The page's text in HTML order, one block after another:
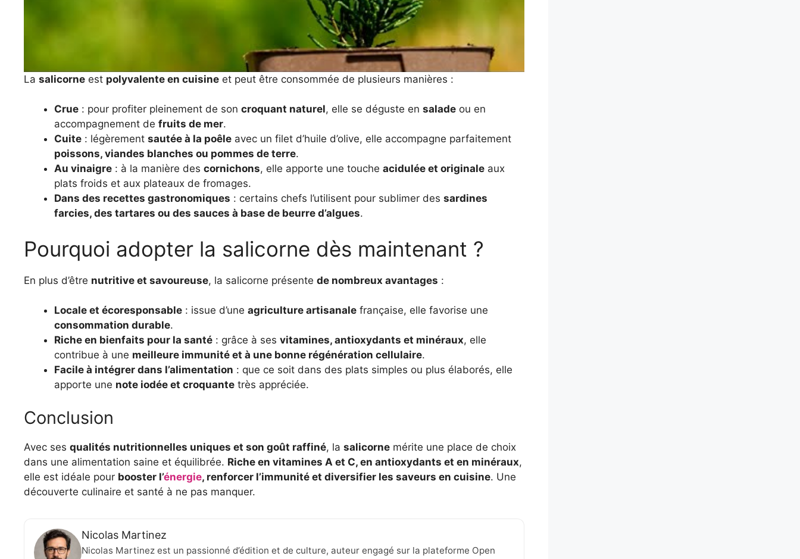
La salicorne est polyvalente en cuisine et peut être consommée de plusieurs manières :
Crue : pour profiter pleinement de son croquant naturel, elle se déguste en salade ou en
accompagnement de fruits de mer.
Cuite : légèrement sautée à la poêle avec un filet d’huile d’olive, elle accompagne parfaitement
poissons, viandes blanches ou pommes de terre.
Au vinaigre : à la manière des cornichons, elle apporte une touche acidulée et originale aux
plats froids et aux plateaux de fromages.
Dans des recettes gastronomiques : certains chefs l’utilisent pour sublimer des sardines
farcies, des tartares ou des sauces à base de beurre d’algues.
Pourquoi adopter la salicorne dès maintenant ?
En plus d’être nutritive et savoureuse, la salicorne présente de nombreux avantages :
Locale et écoresponsable : issue d’une agriculture artisanale française, elle favorise une
consommation durable.
Riche en bienfaits pour la santé : grâce à ses vitamines, antioxydants et minéraux, elle
contribue à une meilleure immunité et à une bonne régénération cellulaire.
Facile à intégrer dans l’alimentation : que ce soit dans des plats simples ou plus élaborés, elle
apporte une note iodée et croquante très appréciée.
Conclusion
Avec ses qualités nutritionnelles uniques et son goût raffiné, la salicorne mérite une place de choix
dans une alimentation saine et équilibrée. Riche en vitamines A et C, en antioxydants et en minéraux,
elle est idéale pour booster l’énergie, renforcer l’immunité et diversifier les saveurs en cuisine. Une
découverte culinaire et santé à ne pas manquer.
Nicolas Martinez
Nicolas Martinez est un passionné d’édition et de culture, auteur engagé sur la plateforme Open